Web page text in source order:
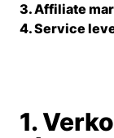
3. Affiliate
4. Service
1.